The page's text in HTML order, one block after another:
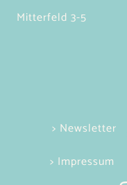
Mitterfeld 3-5
> Newsletter
> Impressum